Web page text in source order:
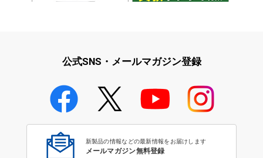
学校教育のICT環境整備特集
公式SNS・メールマガジン登録
新製品の情報などの最新情報をお届けします
メールマガジン無料登録